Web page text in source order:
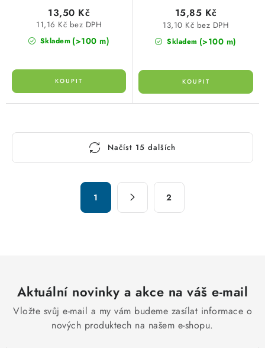
Skladem (>100 m)
11,16 Kč bez DPH
13,50 Kč
Skladem (>100 m)
13,10 Kč bez DPH
15,85 Kč
O
v
k
Načíst 15 dalších
á
n
1 2
Aktuální novinky a akce na váš e-mail
Vložte svůj e-mail a my vám budeme zasílat informace o
nových produktech na našem e-shopu.